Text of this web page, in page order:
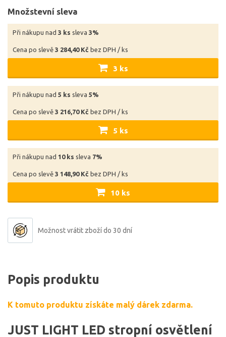
Množstevní sleva
Při nákupu nad 3 ks sleva 3%
Cena po slevě 3 284,40 Kč bez DPH / ks
3 ks
Při nákupu nad 5 ks sleva 5%
Cena po slevě 3 216,70 Kč bez DPH / ks
5 ks
Při nákupu nad 10 ks sleva 7%
Cena po slevě 3 148,90 Kč bez DPH / ks
10 ks
Možnost vrátit zboží do 30 dní
Popis produktu
K tomuto produktu získáte malý dárek zdarma.
JUST LIGHT LED stropní osvětlení